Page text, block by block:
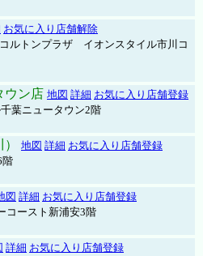
お気に入り店舗解除
ルトンプラザ イオンスタイル市川コ
ウン店 地図 詳細 お気に入り店舗登録
葉ニュータウン2階
地図 詳細 お気に入り店舗登録
階
図 詳細 お気に入り店舗登録
コースト新浦安3階
詳細 お気に入り店舗登録